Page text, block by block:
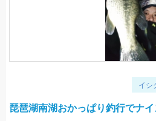
イシ
琵琶湖南湖おかっぱり釣行でナイ